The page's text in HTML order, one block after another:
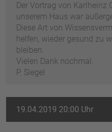
Der Vortrag von Karlheinz
unserem Haus war
Diese Art von
helfen, wieder gesund zu
bleiben.
Vielen Dank nochmal.
P. Siegel
19.04.2019 20:00 Uhr